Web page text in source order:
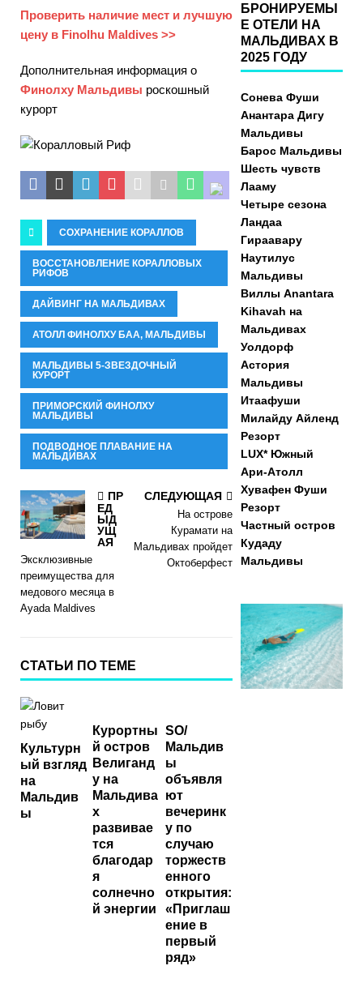
Проверить наличие мест и лучшую
цену в Finolhu Maldives >>
Дополнительная информация о
Финолху Мальдивы роскошный
курорт
СОХРАНЕНИЕ КОРАЛЛОВ
ВОССТАНОВЛЕНИЕ КОРАЛЛОВЫХ
РИФОВ
ДАЙВИНГ НА МАЛЬДИВАХ
АТОЛЛ ФИНОЛХУ БАА, МАЛЬДИВЫ
МАЛЬДИВЫ 5-ЗВЕЗДОЧНЫЙ
КУРОРТ
ПРИМОРСКИЙ ФИНОЛХУ
МАЛЬДИВЫ
ПОДВОДНОЕ ПЛАВАНИЕ НА
МАЛЬДИВАХ
ПР
ЕД
ЫД
УЩ
АЯ
Эксклюзивные
преимущества для
медового месяца в
Ayada Maldives
СЛЕДУЮЩАЯ
На острове
Курамати на
Мальдивах пройдет
Октоберфест
СТАТЬИ ПО ТЕМЕ
Культурн
ый взгляд
на
Мальдив
ы
Курортны
й остров
Велиганд
у на
Мальдива
х
развивае
тся
благодар
я
солнечно
й энергии
SO/
Мальдив
ы
объявля
ют
вечеринк
у по
случаю
торжеств
енного
открытия:
«Приглаш
ение в
первый
ряд»
БРОНИРУЕМЫ
Е ОТЕЛИ НА
МАЛЬДИВАХ В
2025 ГОДУ
Сонева Фуши
Анантара Дигу
Мальдивы
Барос Мальдивы
Шесть чувств
Лааму
Четыре сезона
Ландаа
Гираавару
Наутилус
Мальдивы
Виллы Anantara
Kihavah на
Мальдивах
Уолдорф
Астория
Мальдивы
Итаафуши
Милайду Айленд
Резорт
LUX* Южный
Ари-Атолл
Хувафен Фуши
Резорт
Частный остров
Кудаду
Мальдивы